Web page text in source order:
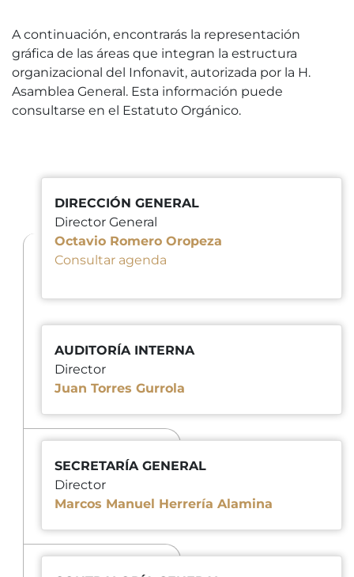
A continuación, encontrarás la representación
gráfica de las áreas que integran la estructura
organizacional del Infonavit, autorizada por la H.
Asamblea General. Esta información puede
consultarse en el Estatuto Orgánico.
DIRECCIÓN GENERAL
Director General
Octavio Romero Oropeza
Consultar agenda
AUDITORÍA INTERNA
Director
Juan Torres Gurrola
SECRETARÍA GENERAL
Director
Marcos Manuel Herrería Alamina